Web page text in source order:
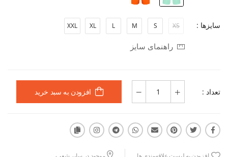
سایزها : XS
S
M
L
XL
XXL
راهنمای سایز
تعداد : افزودن به سبد خرید